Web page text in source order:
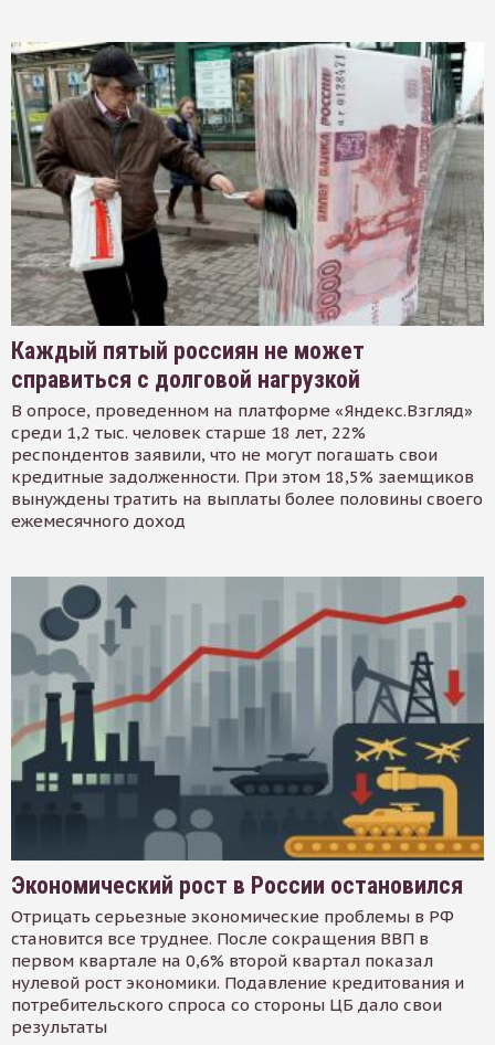
Каждый пятый россиян не может
справиться с долговой нагрузкой
В опросе, проведенном на платформе «Яндекс.Взгляд»
среди 1,2 тыс. человек старше 18 лет, 22%
респондентов заявили, что не могут погашать свои
кредитные задолженности. При этом 18,5% заемщиков
вынуждены тратить на выплаты более половины своего
ежемесячного доход
Экономический рост в России остановился
Отрицать серьезные экономические проблемы в РФ
становится все труднее. После сокращения ВВП в
первом квартале на 0,6% второй квартал показал
нулевой рост экономики. Подавление кредитования и
потребительского спроса со стороны ЦБ дало свои
результаты